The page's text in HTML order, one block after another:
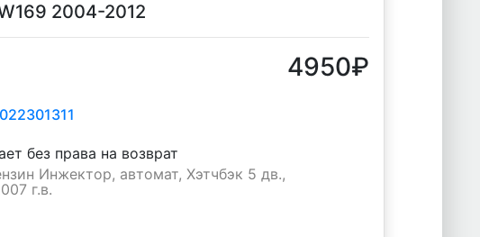
2004-2012
4950₽
без права на возврат
Инжектор, автомат, Хэтчбэк 5 дв.,
г.в.